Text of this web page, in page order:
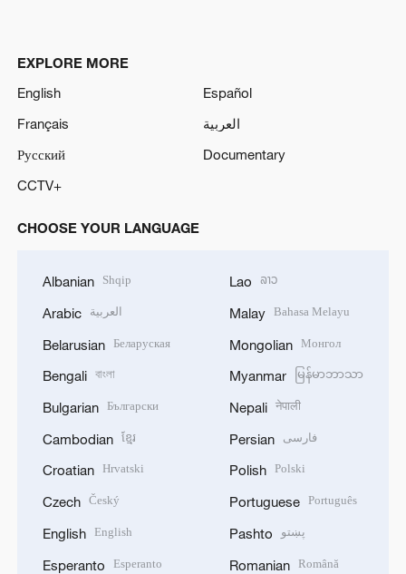
EXPLORE MORE
English
Español
Français
العربية
Русский
Documentary
CCTV+
CHOOSE YOUR LANGUAGE
Albanian Shqip
Arabic العربية
Belarusian Беларуская
Bengali বাংলা
Bulgarian Български
Cambodian ខ្មែរ
Croatian Hrvatski
Czech Český
English English
Esperanto Esperanto
Lao ລາວ
Malay Bahasa Melayu
Mongolian Монгол
Myanmar မြန်မာဘာသာ
Nepali नेपाली
Persian فارسی
Polish Polski
Portuguese Português
Pashto پښتو
Romanian Română